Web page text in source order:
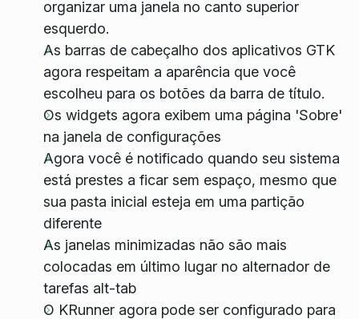
organizar uma janela no canto superior
esquerdo.
As barras de cabeçalho dos aplicativos GTK
agora respeitam a aparência que você
escolheu para os botões da barra de título.
Os widgets agora exibem uma página 'Sobre'
na janela de configurações
Agora você é notificado quando seu sistema
está prestes a ficar sem espaço, mesmo que
sua pasta inicial esteja em uma partição
diferente
As janelas minimizadas não são mais
colocadas em último lugar no alternador de
tarefas alt-tab
O KRunner agora pode ser configurado para